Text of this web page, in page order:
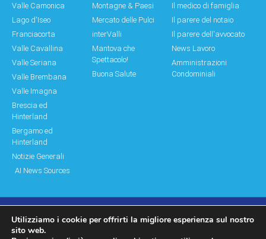
Valle Camonica
Lago d'Iseo
Franciacorta
Valle Cavallina
Valle Seriana
Valle Brembana
Valle Imagna
Brescia ed
Hinterland
Bergamo ed
Hinterland
Notizie Generali
AI News Sources
Montagne & Paesi
Mercato delle Pulci
interValli
Mantova che
Spettacolo!
Buona Salute
Il medico di famiglia
Il parere del notaio
Il parere dell'avvocato
News Lavoro
Amministrazioni
Condominiali
© Copyright 2011 – 2026 Montagne & Paesi
Utilizziamo i cookie per offrirti la migliore esperienza sul nostro
sito web.